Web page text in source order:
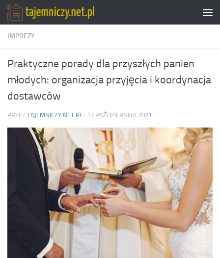
Przejdź do treści
IMPREZY
Praktyczne porady dla przyszłych panien
młodych: organizacja przyjęcia i koordynacja
dostawców
PRZEZ TAJEMNICZY.NET.PL · 17 PAŹDZIERNIKA 2021